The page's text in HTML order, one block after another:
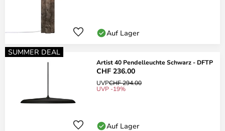
Auf Lager
SUMMER DEAL
Artist 40 Pendelleuchte Schwarz - DFTP
CHF 236.00
UVPCHF 294.00
UVP -19%
Auf Lager